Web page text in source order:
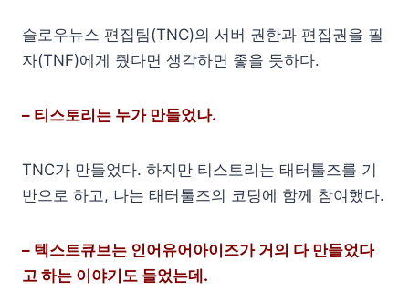
슬로우뉴스 편집팀(TNC)의 서버 권한과 편집권을 필
자(TNF)에게 줬다면 생각하면 좋을 듯하다.
– 티스토리는 누가 만들었나.
TNC가 만들었다. 하지만 티스토리는 태터툴즈를 기
반으로 하고, 나는 태터툴즈의 코딩에 함께 참여했다.
– 텍스트큐브는 인어유어아이즈가 거의 다 만들었다
고 하는 이야기도 들었는데.